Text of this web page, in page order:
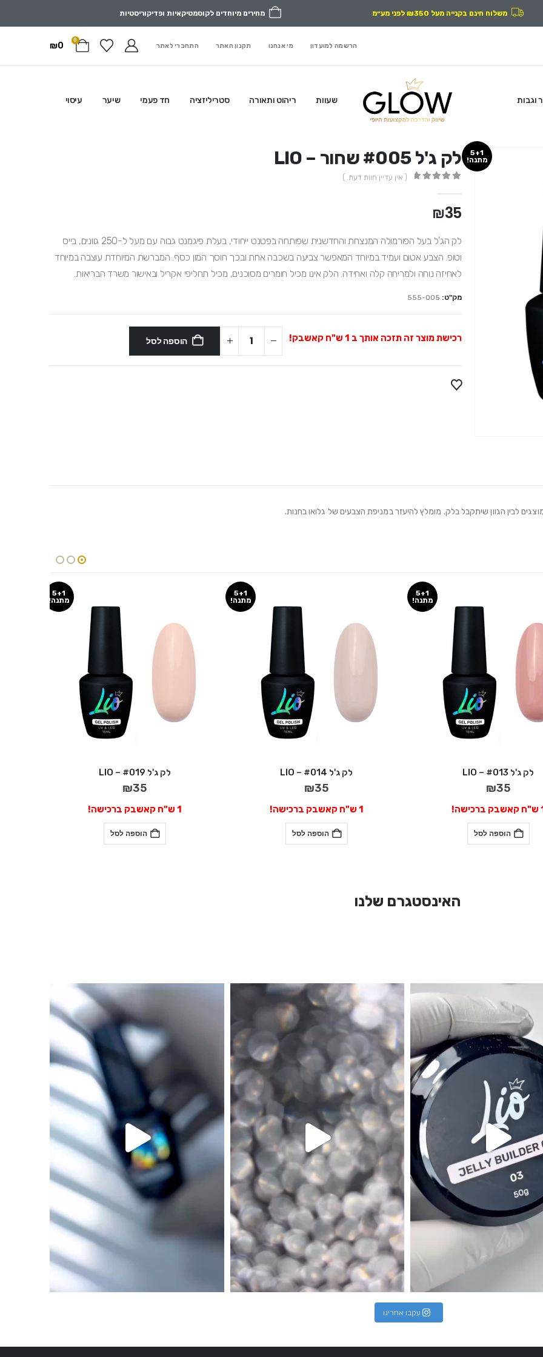
משלוח חינם בקנייה מעל ₪350 לפני מע״מ מחירים מיוחדים לקוסמטיקאיות ופדיקוריסטיות
הרשמה למועדון מי אנחנו תקנון האתר התחברי לאתר
0
₪0
וגבות שעוות ריהוט ותאורה סטריליזציה חד פעמי שיער עיסוי
5+1
מתנה!
לק ג'ל #005 שחור – LIO
( אין עדיין חוות דעת. )
₪35
לק הג'ל בעל הפורמולה המנצחת והחדשנית שפותחה בפטנט ייחודי, בעלת פיגמנט גבוה עם מעל ל-250 גוונים, בייס
וטופ. הצבע אטום ועמיד במיוחד המאפשר צביעה בשכבה אחת ובכך חוסך המון כסף. המברשת המיוחדת עוצבה במיוחד
לאחיזה נוחה ולמריחה קלה ואחידה. הלק אינו מכיל חומרים מסוכנים, מכיל תחליפי אקריל ובאישור משרד הבריאות.
מק"ט: 555-005
רכישת מוצר זה תזכה אותך ב 1 ש"ח קאשבק! הוספה לסל
לבין הגוון שיתקבל בלק. מומלץ להיעזר במניפת הצבעים של גלואו בחנות.
5+1
מתנה!
לק ג'ל #013 – LIO
₪35
הוספה לסל
5+1
מתנה!
לק ג'ל #014 – LIO
₪35
1 ש"ח קאשבק ברכישה!
הוספה לסל
5+1
מתנה!
לק ג'ל #019 – LIO
₪35
1 ש"ח קאשבק ברכישה!
הוספה לסל
האינסטגרם שלנו
– קבלו הצצה ראשונה ✨ גווני הנצנ Lio new collection
עקבו אחרינו